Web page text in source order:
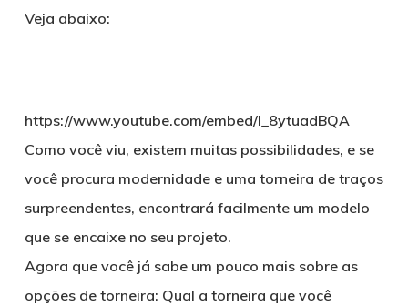
Veja abaixo:
https://www.youtube.com/embed/l_8ytuadBQA
Como você viu, existem muitas possibilidades, e se
você procura modernidade e uma torneira de traços
surpreendentes, encontrará facilmente um modelo
que se encaixe no seu projeto.
Agora que você já sabe um pouco mais sobre as
opções de torneira: Qual a torneira que você